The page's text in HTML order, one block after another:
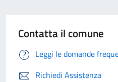
Contatta il comune
Leggi le domande
Richiedi Assistenza